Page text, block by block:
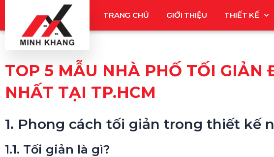
nội
TRANG CHỦ GIỚI THIỆU THIẾT KẾ
TOP 5 MẪU NHÀ PHỐ TỐI GIẢN
NHẤT TẠI TP.HCM
1. Phong cách tối giản trong thiết kế
1.1. Tối giản là gì?